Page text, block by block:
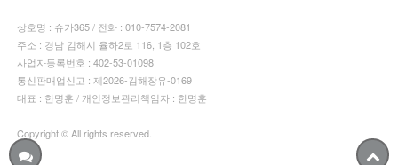
상호명 : 슈가365 / 전화 : 010-7574-2081
주소 : 경남 김해시 율하2로 116, 1층 102호
사업자등록번호 : 402-53-01098
통신판매업신고 : 제2026-김해장유-0169
대표 : 한명훈 / 개인정보관리책임자 : 한명훈
Copyright © All rights reserved.